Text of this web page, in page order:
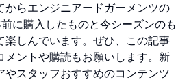
からエンジニアードガーメンツの
に購入したものと今シーズンのも
楽しんでいます。ぜひ、この記事
メントや購読もお願いします。新
やスタッフおすすめのコンテンツ